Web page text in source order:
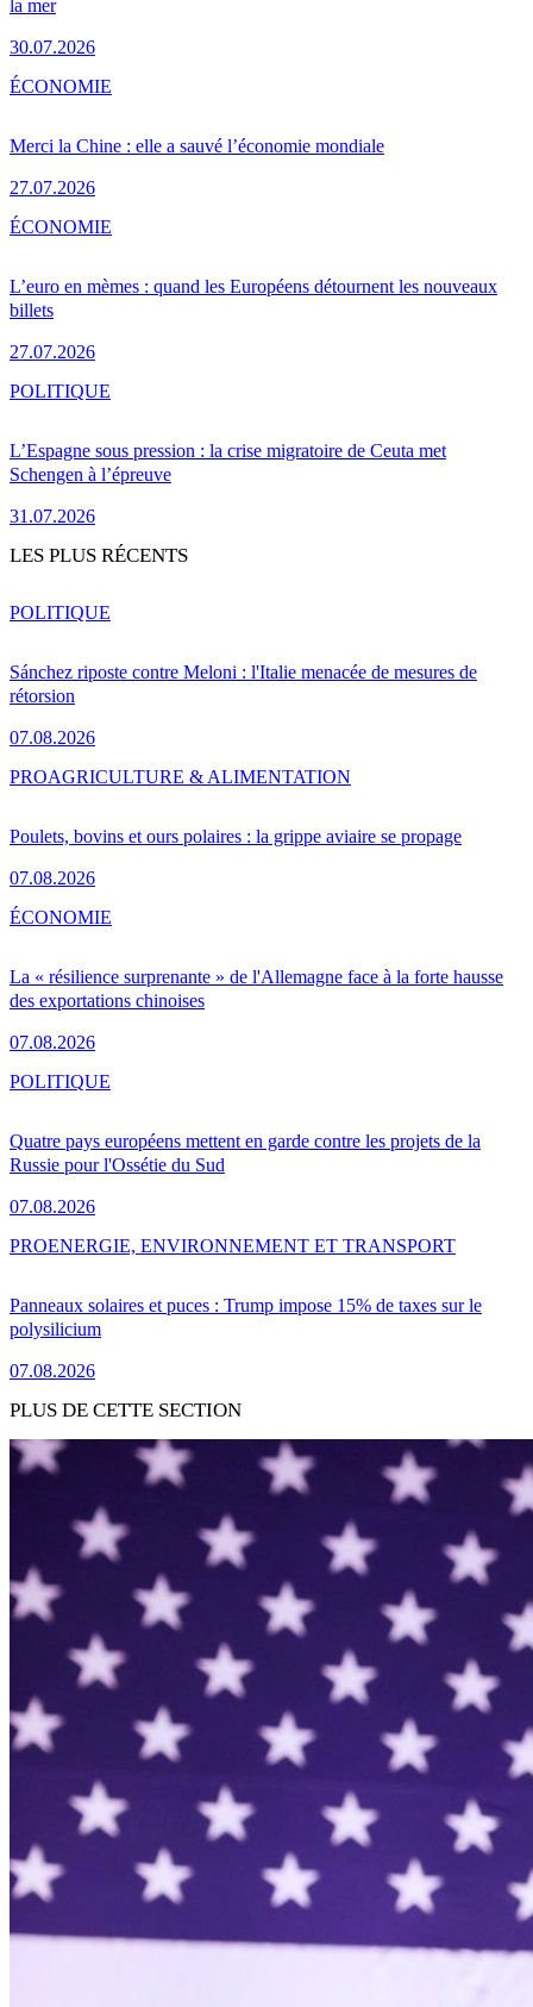
la mer
30.07.2026
Merci la Chine : elle a sauvé l’économie mondiale
27.07.2026
ÉCONOMIE
L’euro en mèmes : quand les Européens détournent les nouveaux
billets
27.07.2026
ÉCONOMIE
L’Espagne sous pression : la crise migratoire de Ceuta met
Schengen à l’épreuve
31.07.2026
POLITIQUE
LES PLUS RÉCENTS
Sánchez riposte contre Meloni : l'Italie menacée de mesures de
rétorsion
07.08.2026
POLITIQUE
Poulets, bovins et ours polaires : la grippe aviaire se propage
07.08.2026
PROAGRICULTURE & ALIMENTATION
La « résilience surprenante » de l'Allemagne face à la forte hausse
des exportations chinoises
07.08.2026
ÉCONOMIE
Quatre pays européens mettent en garde contre les projets de la
Russie pour l'Ossétie du Sud
07.08.2026
POLITIQUE
Panneaux solaires et puces : Trump impose 15% de taxes sur le
polysilicium
07.08.2026
PROENERGIE, ENVIRONNEMENT ET TRANSPORT
PLUS DE CETTE SECTION